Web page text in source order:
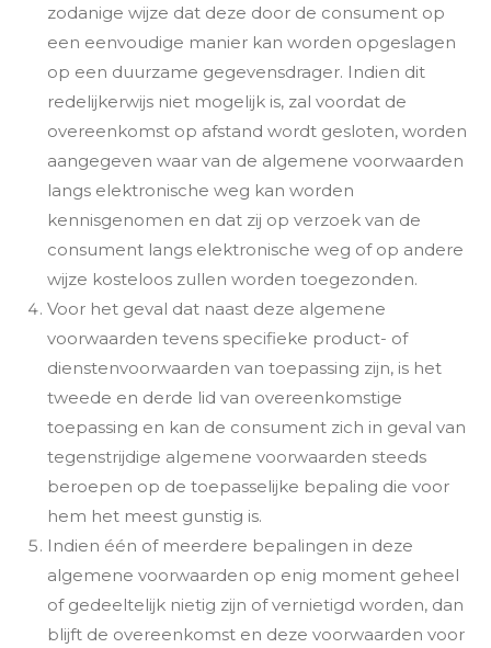
zodanige wijze dat deze door de consument op
een eenvoudige manier kan worden opgeslagen
op een duurzame gegevensdrager. Indien dit
redelijkerwijs niet mogelijk is, zal voordat de
overeenkomst op afstand wordt gesloten, worden
aangegeven waar van de algemene voorwaarden
langs elektronische weg kan worden
kennisgenomen en dat zij op verzoek van de
consument langs elektronische weg of op andere
wijze kosteloos zullen worden toegezonden.
Voor het geval dat naast deze algemene
voorwaarden tevens specifieke product- of
dienstenvoorwaarden van toepassing zijn, is het
tweede en derde lid van overeenkomstige
toepassing en kan de consument zich in geval van
tegenstrijdige algemene voorwaarden steeds
beroepen op de toepasselijke bepaling die voor
hem het meest gunstig is.
Indien één of meerdere bepalingen in deze
algemene voorwaarden op enig moment geheel
of gedeeltelijk nietig zijn of vernietigd worden, dan
blijft de overeenkomst en deze voorwaarden voor